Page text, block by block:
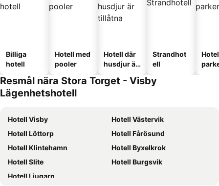
Billiga
hotell
Hotell med
pooler
Hotell där
husdjur är
Strandhot
ell
Resmål nära Stora Torget - Visby
Lägenhetshotell
Hotell Visby
Hotell Västervik
Hotell Löttorp
Hotell Fårösund
Hotell Klintehamn
Hotell Byxelkrok
Hotell Slite
Hotell Burgsvik
Hotell Ljugarn